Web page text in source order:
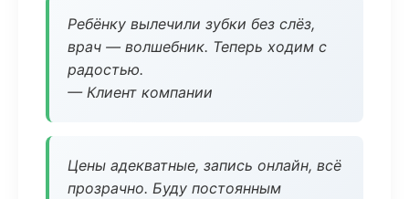
Ребёнку вылечили зубки без слёз,
врач — волшебник. Теперь ходим с
радостью.
— Клиент компании
Цены адекватные, запись онлайн, всё
прозрачно. Буду постоянным